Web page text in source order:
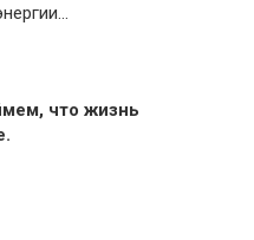
что жизнь